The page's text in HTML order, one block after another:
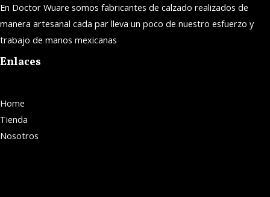
En Doctor Wuare somos fabricantes de calzado realizados de
manera artesanal cada par lleva un poco de nuestro esfuerzo y
trabajo de manos mexicanas
Enlaces
Home
Tienda
Nosotros